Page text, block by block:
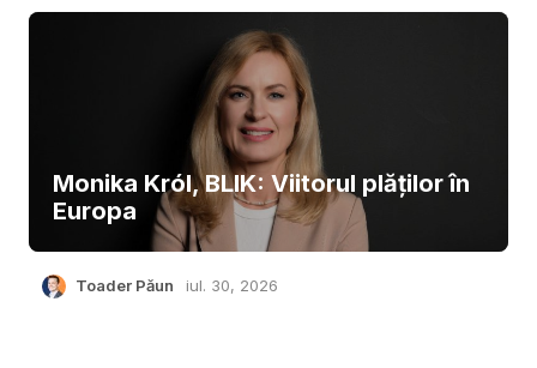
Monika Król, BLIK: Viitorul plăților în
Europa
Toader Păun iul. 30, 2026